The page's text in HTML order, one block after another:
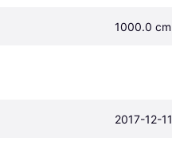
1000.0 cm
2017-12-11